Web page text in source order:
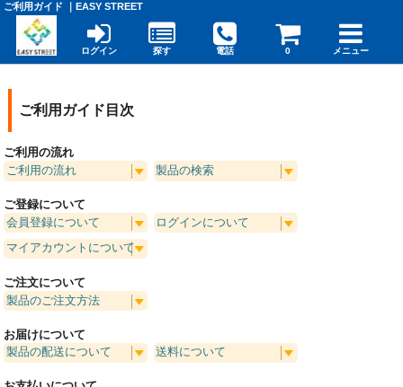
ご利用ガイド目次
ご利用の流れ
ご利用の流れ
製品の検索
ご登録について
会員登録について
ログインについて
マイアカウントについて
ご注文について
製品のご注文方法
お届けについて
製品の配送について
送料について
ご利用ガイド ｜EASY STREET
ログイン 探す 電話 0 メニュー